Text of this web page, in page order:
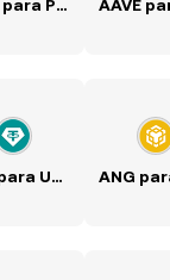
AAVE para PHP
ANG para USDT